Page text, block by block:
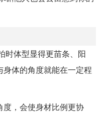
时体型显得更苗条、阳
体的角度就能在一定程
，会使身材比例更协